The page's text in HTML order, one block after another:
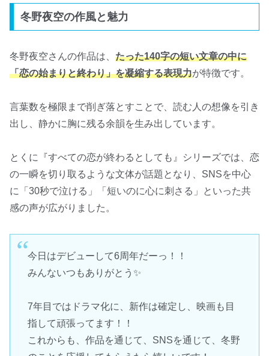
冬野夜空の作風と魅力
冬野夜空さんの作品は、 たった140字の短い文章の中に
「恋の始まりと終わり」を凝縮する表現力が特徴です。
言葉数を極限まで削ぎ落とすことで、読む人の想像を引き
出し、静かに胸に残る余韻を生み出しています。
とくに『すべての恋が終わるとしても』シリーズでは、恋
の一瞬を切り取るような文体が話題となり、SNSを中心
に「30秒で泣ける」「短いのに心に刺さる」といった共
感の声が広がりました。
今日はデビューして6周年だーっ！！
みんないつもありがとう✨
7年目ではドラマ化に、新作は確定し、映画も目
指して頑張ってます！！
これからも、作品を通じて、SNSを通じて、冬野